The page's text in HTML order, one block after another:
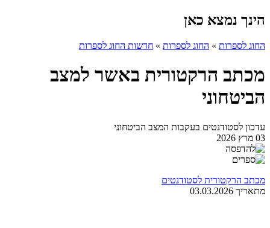
הינך נמצא כאן
החוג לספרות » החוג לספרות » חדשות החוג לספרות
מכתב הרקטורית באשר למצב
הביטחוני
עדכון לסטודנטים בעקבות המצב הביטחוני
03 מרץ 2026
מכתב הרקטורית לסטודנטים
מתאריך 03.03.2026